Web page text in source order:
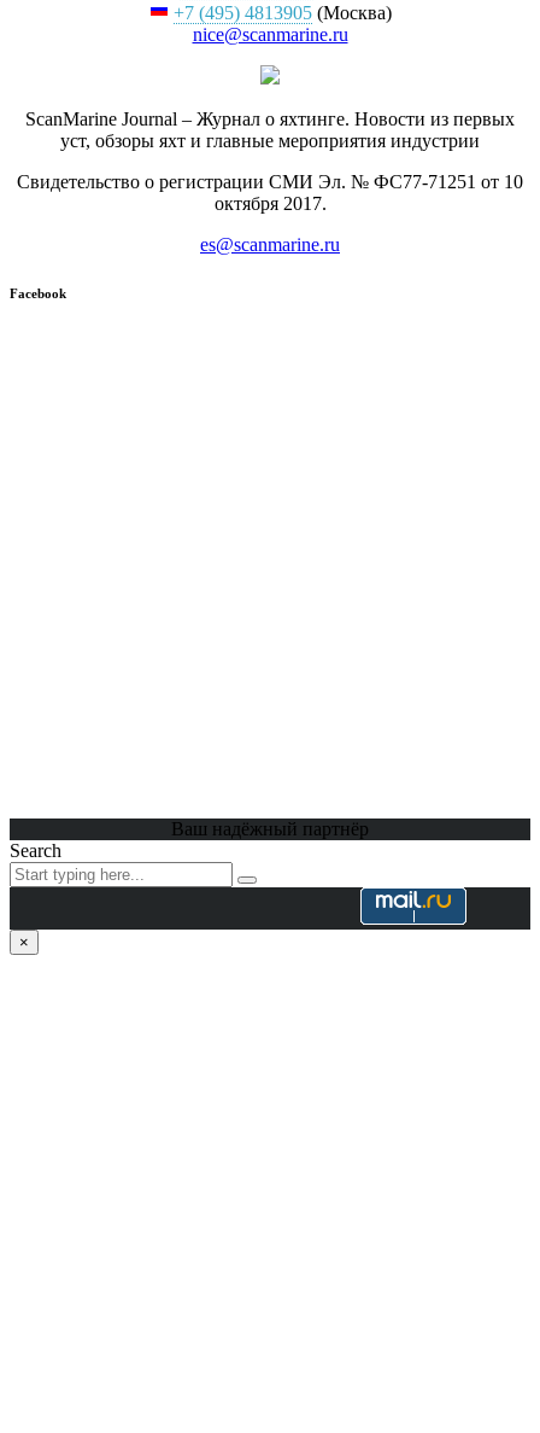
+7 (495) 4813905(Москва)
nice@scanmarine.ru
ScanMarine Journal – Журнал о яхтинге. Новости из первых
уст, обзоры яхт и главные мероприятия индустрии
Свидетельство о регистрации СМИ Эл. № ФС77-71251 от 10
октября 2017.
es@scanmarine.ru
Facebook
Ваш надёжный партнёр
Search
×